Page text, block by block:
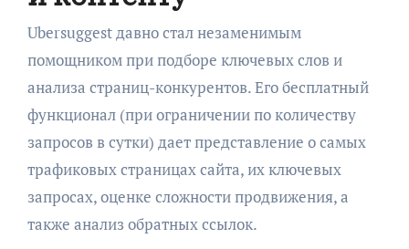
Ubersuggest давно стал незаменимым
помощником при подборе ключевых слов и
анализа страниц-конкурентов. Его бесплатный
функционал (при ограничении по количеству
запросов в сутки) дает представление о самых
трафиковых страницах сайта, их ключевых
запросах, оценке сложности продвижения, а
также анализ обратных ссылок.